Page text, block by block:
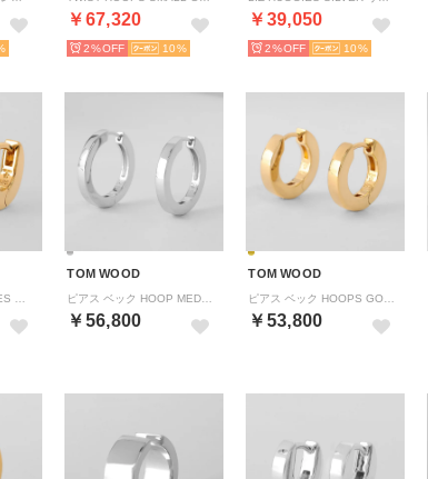
￥67,320
2% 10
￥39,050
2% 10
TOM WOOD
￥56,800
TOM WOOD
￥53,800